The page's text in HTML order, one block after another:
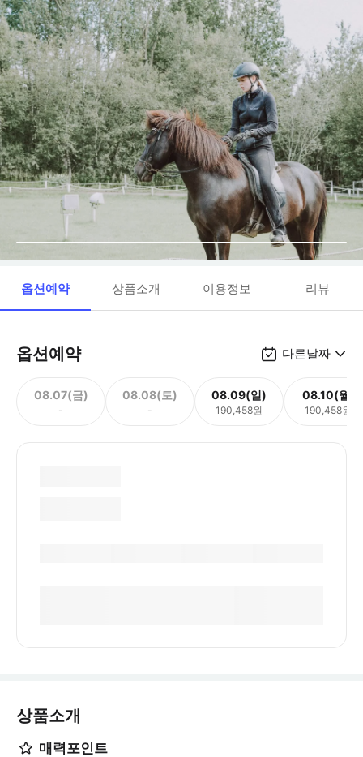
옵션예약 상품소개 이용정보 리뷰
옵션예약 다른날짜
08.07(금)
-
08.08(토)
-
08.09(일)
190,458원
08.10(월)
190,458원
상품소개
매력포인트